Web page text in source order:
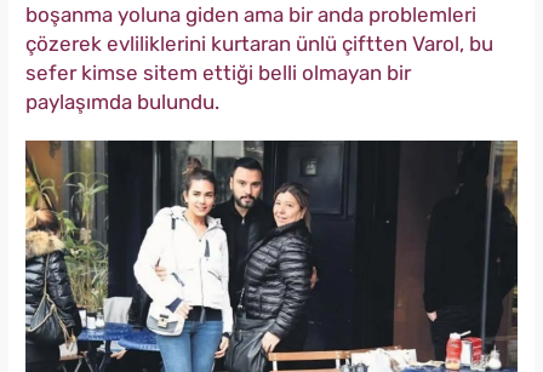
boşanma yoluna giden ama bir anda problemleri
çözerek evliliklerini kurtaran ünlü çiftten Varol, bu
sefer kimse sitem ettiği belli olmayan bir
paylaşımda bulundu.